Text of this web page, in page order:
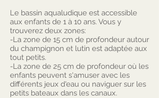
Le bassin aqualudique est accessible
aux enfants de 1 à 10 ans. Vous y
trouverez deux zones:
-La zone de 15 cm de profondeur autour
du champignon et lutin est adaptée aux
tout petits.
-La zone de 25 cm de profondeur où les
enfants peuvent s'amuser avec les
différents jeux d'eau ou naviguer sur les
petits bateaux dans les canaux.